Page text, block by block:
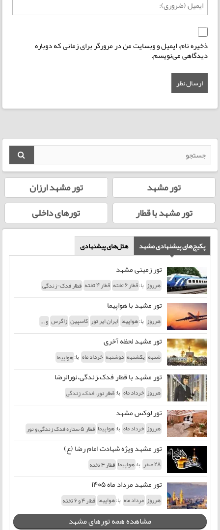
ذخیره نام، ایمیل و وبسایت من در مرورگر برای زمانی که دوباره
دیدگاهی می‌نویسم.
تور مشهد
تور مشهد ارزان
تور مشهد با قطار
تورهای داخلی
پکیج‌های پیشنهادی مشهد هتل‌های پیشنهادی
تور زمینی مشهد
هرروز با:قطار 6 تخته قطار 4 تخته قطار فدک-زندگی
تور مشهد با هواپیما
هرروز با:هواپیما ایران ایر تور کاسپین زاگرس و ...
تور مشهد لحظه آخری
شنبه یکشنبه دوشنبه خرداد ماه با:هواپیما
تور مشهد با قطار فدک،زندگی،نورالرضا
هرروز خرداد ماه با:قطار نور، فدک، زندگی
تور لوکس مشهد
هرروز خرداد ماه با:هواپیما قطار 5 ستاره فدک زندگی و نور
تور مشهد ویژه شهادت امام رضا (ع)
28 صفر با:هواپیما قطار 4 تخته
تور مشهد مرداد ماه 1405
هرروز مرداد ماه با:هواپیما قطار 4 و 6 تخته
مشاهده همه تورهای مشهد